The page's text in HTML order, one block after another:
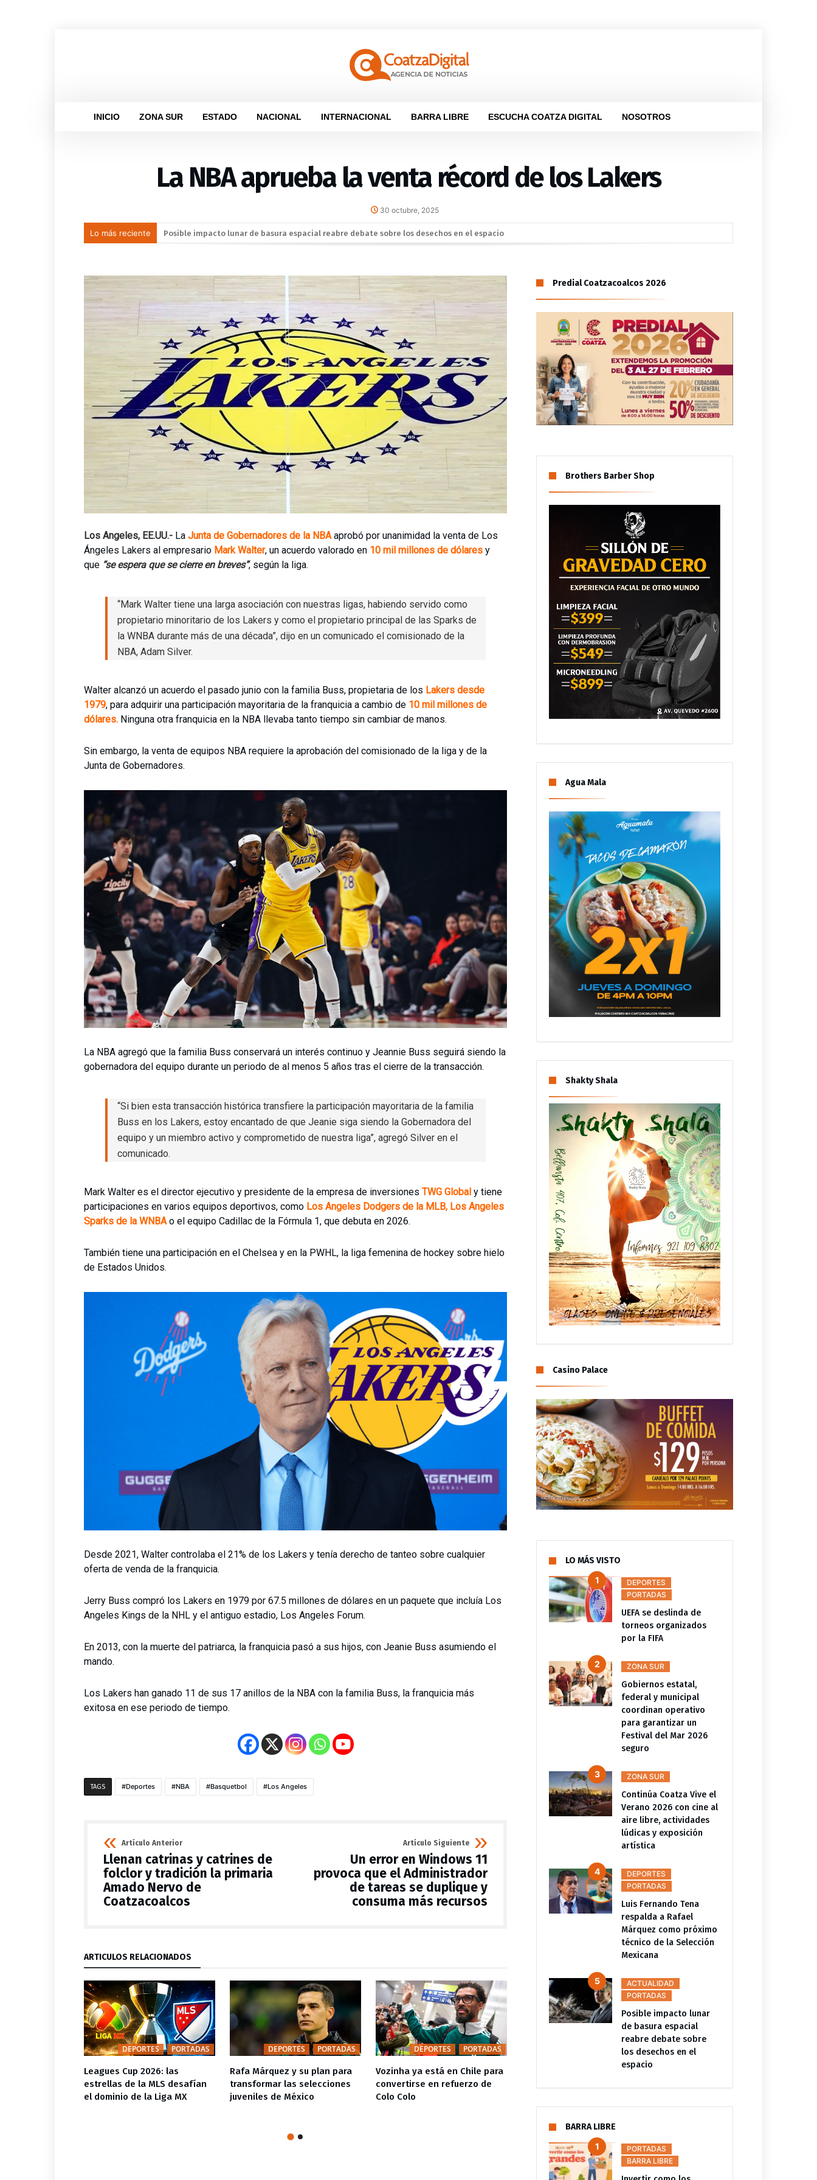
INICIO ZONA SUR ESTADO NACIONAL INTERNACIONAL BARRA LIBRE ESCUCHA COATZA DIGITAL NOSOTROS
La NBA aprueba la venta récord de los Lakers
30 octubre, 2025
Lo más reciente Leagues Cup 2026: las estrellas de la MLS desafían el dominio de la Liga MX
Conmemoran el Día del Comerciante con jornada para impulsar la economía local en el mercado Cuauhtémoc
«Es el pueblo, siempre el pueblo»: Pedro Miguel Rosaldo García entrega apoyos derivados de las audiencias ciudadanas
Los Angeles, EE.UU.- La Junta de Gobernadores de la NBAaprobó por unanimidad la venta de Los
Ángeles Lakers al empresario Mark Walter, un acuerdo valorado en 10 mil millones de dólares y
que “se espera que se cierre en breves”, según la liga.
“Mark Walter tiene una larga asociación con nuestras ligas, habiendo servido como
propietario minoritario de los Lakers y como el propietario principal de las Sparks de
la WNBA durante más de una década”, dijo en un comunicado el comisionado de la
NBA, Adam Silver.
Walter alcanzó un acuerdo el pasado junio con la familia Buss, propietaria de los Lakers desde
1979, para adquirir una participación mayoritaria de la franquicia a cambio de 10 mil millones de
dólares. Ninguna otra franquicia en la NBA llevaba tanto tiempo sin cambiar de manos.
Sin embargo, la venta de equipos NBA requiere la aprobación del comisionado de la liga y de la
Junta de Gobernadores.
La NBA agregó que la familia Buss conservará un interés continuo y Jeannie Buss seguirá siendo la
gobernadora del equipo durante un periodo de al menos 5 años tras el cierre de la transacción.
“Si bien esta transacción histórica transfiere la participación mayoritaria de la familia
Buss en los Lakers, estoy encantado de que Jeanie siga siendo la Gobernadora del
equipo y un miembro activo y comprometido de nuestra liga”, agregó Silver en el
comunicado.
Mark Walter es el director ejecutivo y presidente de la empresa de inversiones TWG Global y tiene
participaciones en varios equipos deportivos, como Los Angeles Dodgers de la MLB, Los Angeles
Sparks de la WNBA o el equipo Cadillac de la Fórmula 1, que debuta en 2026.
También tiene una participación en el Chelsea y en la PWHL, la liga femenina de hockey sobre hielo
de Estados Unidos.
Desde 2021, Walter controlaba el 21% de los Lakers y tenía derecho de tanteo sobre cualquier
oferta de venda de la franquicia.
Jerry Buss compró los Lakers en 1979 por 67.5 millones de dólares en un paquete que incluía Los
Angeles Kings de la NHL y el antiguo estadio, Los Angeles Forum.
En 2013, con la muerte del patriarca, la franquicia pasó a sus hijos, con Jeanie Buss asumiendo el
mando.
Los Lakers han ganado 11 de sus 17 anillos de la NBA con la familia Buss, la franquicia más
exitosa en ese periodo de tiempo.
TAGS Deportes NBA Basquetbol Los Angeles
Artículo Anterior
Llenan catrinas y catrines de
folclor y tradición la primaria
Amado Nervo de
Coatzacoalcos
Artículo Siguiente
Un error en Windows 11
provoca que el Administrador
de tareas se duplique y
consuma más recursos
ARTÍCULOS RELACIONADOS
DEPORTES PORTADAS
Leagues Cup 2026: las
estrellas de la MLS desafían
el dominio de la Liga MX
DEPORTES PORTADAS
Rafa Márquez y su plan para
transformar las selecciones
juveniles de México
DEPORTES PORTADAS
Vozinha ya está en Chile para
convertirse en refuerzo de
Colo Colo
PORTADAS
UEFA amenaza a Infantino y
vender el Mundial
renovación
Predial Coatzacoalcos 2026
Brothers Barber Shop
Agua Mala
Shakty Shala
Casino Palace
LO MÁS VISTO
DEPORTES
PORTADAS
UEFA se deslinda de
torneos organizados
por la FIFA
ZONA SUR
Gobiernos estatal,
federal y municipal
coordinan operativo
para garantizar un
Festival del Mar 2026
seguro
ZONA SUR
Continúa Coatza Vive el
Verano 2026 con cine al
aire libre, actividades
lúdicas y exposición
artística
DEPORTES
PORTADAS
Luis Fernando Tena
respalda a Rafael
Márquez como próximo
técnico de la Selección
Mexicana
ACTUALIDAD
PORTADAS
Posible impacto lunar
de basura espacial
reabre debate sobre
los desechos en el
espacio
BARRA LIBRE
PORTADAS
BARRA LIBRE